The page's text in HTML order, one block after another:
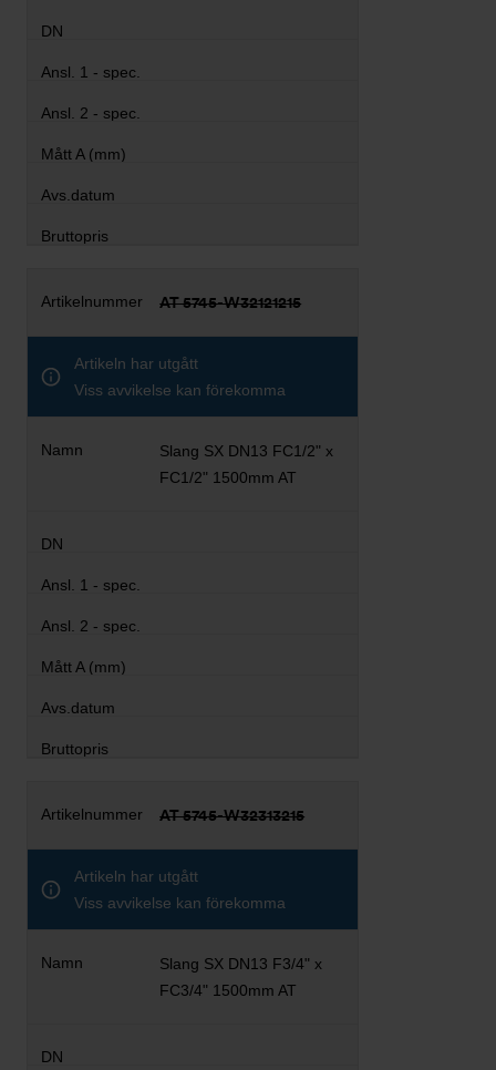
AT 5745-W32121215
Artikeln har utgått
Viss avvikelse kan förekomma
Slang SX DN13 FC1/2" x
FC1/2" 1500mm AT
AT 5745-W32313215
Artikeln har utgått
Viss avvikelse kan förekomma
Slang SX DN13 F3/4" x
FC3/4" 1500mm AT